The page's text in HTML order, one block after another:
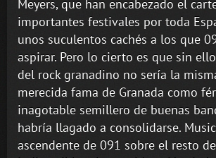
Meyers, que han encabezado el
importantes festivales por toda
unos suculentos cachés a los que
aspirar. Pero lo cierto es que sin
del rock granadino no sería la
merecida fama de Granada como
inagotable semillero de buenas
habría llagado a consolidarse.
ascendente de 091 sobre el resto